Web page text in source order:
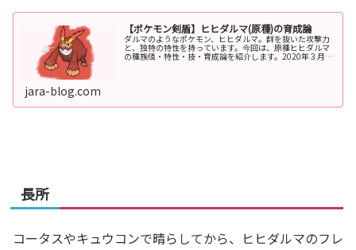
【ポケモン剣盾】ヒヒダルマ(原種)の育成論
ダルマのようなポケモン、ヒヒダルマ。群を抜いた攻撃力
と、独特の特性を持っています。今回は、原種ヒヒダルマ
の種族値・特性・技・育成論を紹介します。2020年３月
(シリーズ3、シーズン4)から、ランクバトルに解禁されま
jara-blog.com
長所
コータスやキュウコンで晴らしてから、ヒヒダルマのフレ